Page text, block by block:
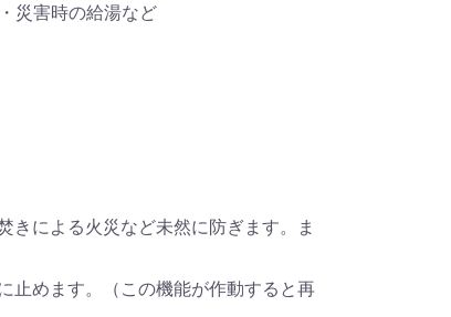
・災害時の給湯など
きによる火災など未然に防ぎます。ま
止めます。（この機能が作動すると再